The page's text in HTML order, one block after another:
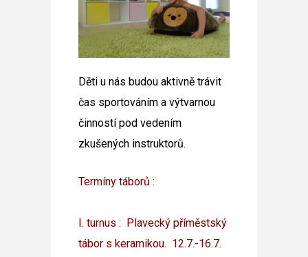
Děti u nás budou aktivně trávit
čas sportováním a výtvarnou
činností pod vedením
zkušených instruktorů.
Termíny táborů :
I. turnus : Plavecký příměstský
tábor s keramikou. 12.7.-16.7.